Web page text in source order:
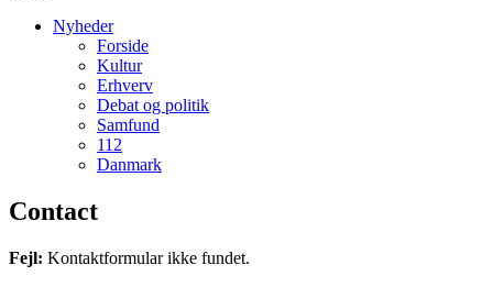
Nyheder
Forside
Kultur
Erhverv
Debat og politik
Samfund
112
Danmark
Contact
Fejl: Kontaktformular ikke fundet.